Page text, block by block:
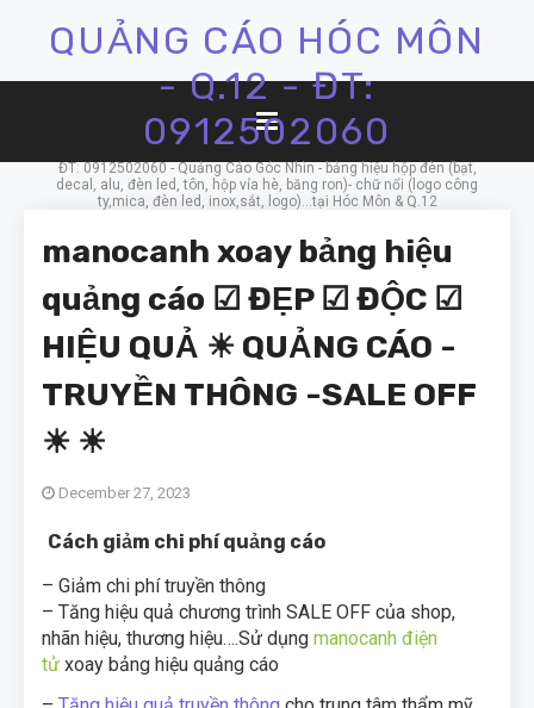
QUẢNG CÁO HÓC MÔN
- Q.12 - ĐT:
0912502060
ĐT: 0912502060 - Quảng Cáo Góc Nhìn - bảng hiệu hộp đèn (bạt,
decal, alu, đèn led, tôn, hộp vỉa hè, băng ron)- chữ nổi (logo công
ty,mica, đèn led, inox,sắt, logo)...tại Hóc Môn & Q.12
manocanh xoay bảng hiệu
quảng cáo ☑ ĐẸP ☑ ĐỘC ☑
HIỆU QUẢ ☀ QUẢNG CÁO -
TRUYỀN THÔNG -SALE OFF
☀ ☀
December 27, 2023
Cách giảm chi phí quảng cáo
– Giảm chi phí truyền thông
– Tăng hiệu quả chương trình SALE OFF của shop,
nhãn hiệu, thương hiệu….Sử dụng manocanh điện
tử xoay bảng hiệu quảng cáo